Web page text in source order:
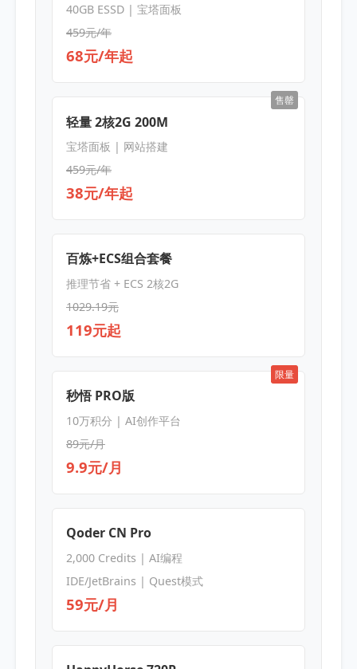
40GB ESSD | 宝塔面板
459元/年
68元/年起
售罄
轻量 2核2G 200M
宝塔面板 | 网站搭建
459元/年
38元/年起
百炼+ECS组合套餐
推理节省 + ECS 2核2G
1029.19元
119元起
限量
秒悟 PRO版
10万积分 | AI创作平台
89元/月
9.9元/月
Qoder CN Pro
2,000 Credits | AI编程
IDE/JetBrains | Quest模式
59元/月